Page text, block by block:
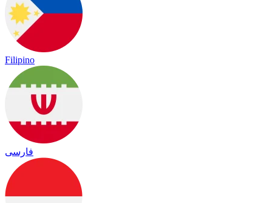
Filipino
فارسی